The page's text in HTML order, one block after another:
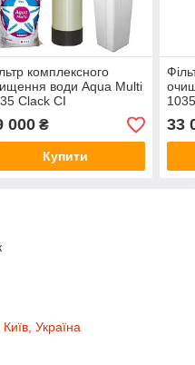
комплексного
води Aqua Multi
Clack CI
000₴
Купити
33
Україна